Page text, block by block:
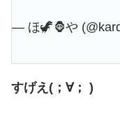
— ほ🦖🦍や
すげえ(；∀； )